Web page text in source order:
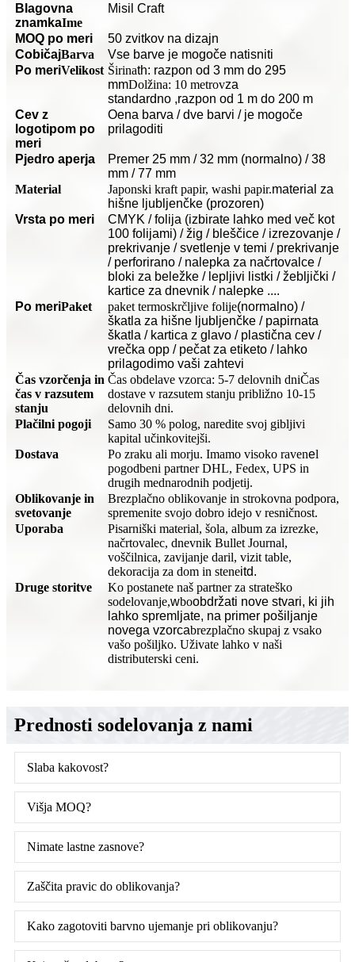
Blagovna
znamkaIme
Misil Craft
MOQ po meri
50 zvitkov na dizajn
CobičajBarva
Vse barve je mogoče natisniti
Po meriVelikost Širinath: razpon od 3 mm do 295
mmDolžina: 10 metrovza
standardno ,razpon od 1 m do 200 m
Cev z
logotipom po
meri
Oena barva / dve barvi / je mogoče
prilagoditi
Pjedro aperja
Premer 25 mm / 32 mm (normalno) / 38
mm / 77 mm
Material
Japonski kraft papir, washi papir.material za
hišne ljubljenčke (prozoren)
Vrsta po meri
CMYK / folija (izbirate lahko med več kot
100 folijami) / žig / bleščice / izrezovanje /
prekrivanje / svetlenje v temi / prekrivanje
/ perforirano / nalepka za načrtovalce /
bloki za beležke / lepljivi listki / žebljički /
kartice za dnevnik / nalepke ....
Po meriPaket paket termoskrčljive folije(normalno) /
škatla za hišne ljubljenčke / papirnata
škatla / kartica z glavo / plastična cev /
vrečka opp / pečat za etiketo / lahko
prilagodimo vaši zahtevi
Čas vzorčenja in
čas v razsutem
stanju
Čas obdelave vzorca: 5-7 delovnih dniČas
dostave v razsutem stanju približno 10-15
delovnih dni.
Plačilni pogoji
Samo 30 % polog, naredite svoj gibljivi
kapital učinkovitejši.
Dostava
Po zraku ali morju. Imamo visoko ravenel
pogodbeni partner DHL, Fedex, UPS in
drugih mednarodnih podjetij.
Oblikovanje in
svetovanje
Brezplačno oblikovanje in strokovna podpora,
spremenite svojo dobro idejo v resničnost.
Uporaba
Pisarniški material, šola, album za izrezke,
načrtovalec, dnevnik Bullet Journal,
voščilnica, zavijanje daril, vizit table,
dekoracija za dom in steneitd.
Druge storitve
Ko postanete naš partner za strateško
sodelovanje,wboobdržati nove stvari, ki jih
lahko spremljate, na primer pošiljanje
novega vzorcabrezplačno skupaj z vsako
vašo pošiljko. Uživate lahko v naši
distributerski ceni.
Prednosti sodelovanja z nami
Slaba kakovost?
Višja MOQ?
Nimate lastne zasnove?
Zaščita pravic do oblikovanja?
Kako zagotoviti barvno ujemanje pri oblikovanju?